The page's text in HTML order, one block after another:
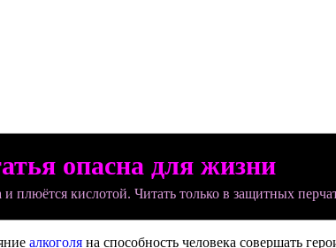
опасна для жизни
плюётся кислотой. Читать только в защитных
алкоголя на способность человека совершать